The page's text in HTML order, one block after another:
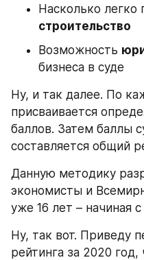
Насколько легко
строительство
Возможность
бизнеса в суде
Ну, и так далее. По
присваивается
баллов. Затем баллы
составляется общий
Данную методику
экономисты и
уже 16 лет – начиная
Ну, так вот. Приведу
рейтинга за 2020